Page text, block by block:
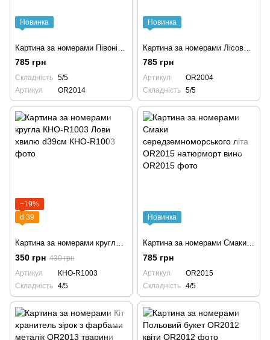
Новинка
785 грн
Складність 5/5
Артикул
OR2014
Новинка
785 грн
Артикул
OR2004
Складність 5/5
−19%
d 39
Картина за номерами кругла КНО-R1003 Лови хвилю d39см
350 грн 430 грн
Артикул
КНО-R1003
Складність 4/5
Новинка
Картина за номерами Смаки середземноморського літа OR2015 натюрморт вино
785 грн
Артикул
OR2015
Складність 4/5